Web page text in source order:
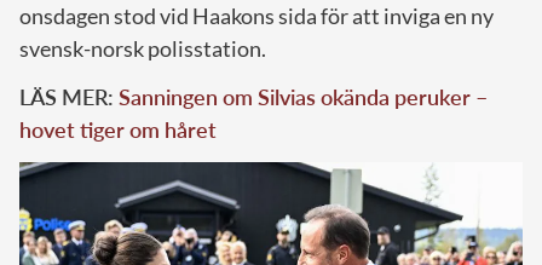
onsdagen stod vid Haakons sida för att inviga en ny
svensk-norsk polisstation.
LÄS MER: Sanningen om Silvias okända peruker –
hovet tiger om håret